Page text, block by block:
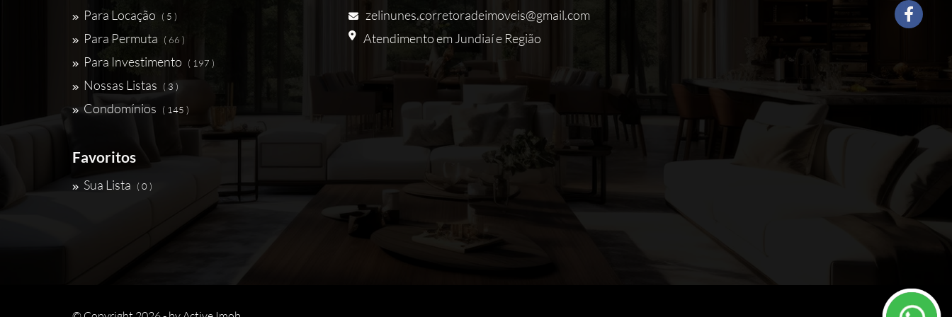
Para Locação ( 5 )
Para Permuta ( 66 )
Para Investimento ( 197 )
Nossas Listas ( 3 )
Condomínios ( 145 )
Favoritos
Sua Lista ( 0 )
zelinunes.corretoradeimoveis@gmail.com
Atendimento em Jundiaí e Região